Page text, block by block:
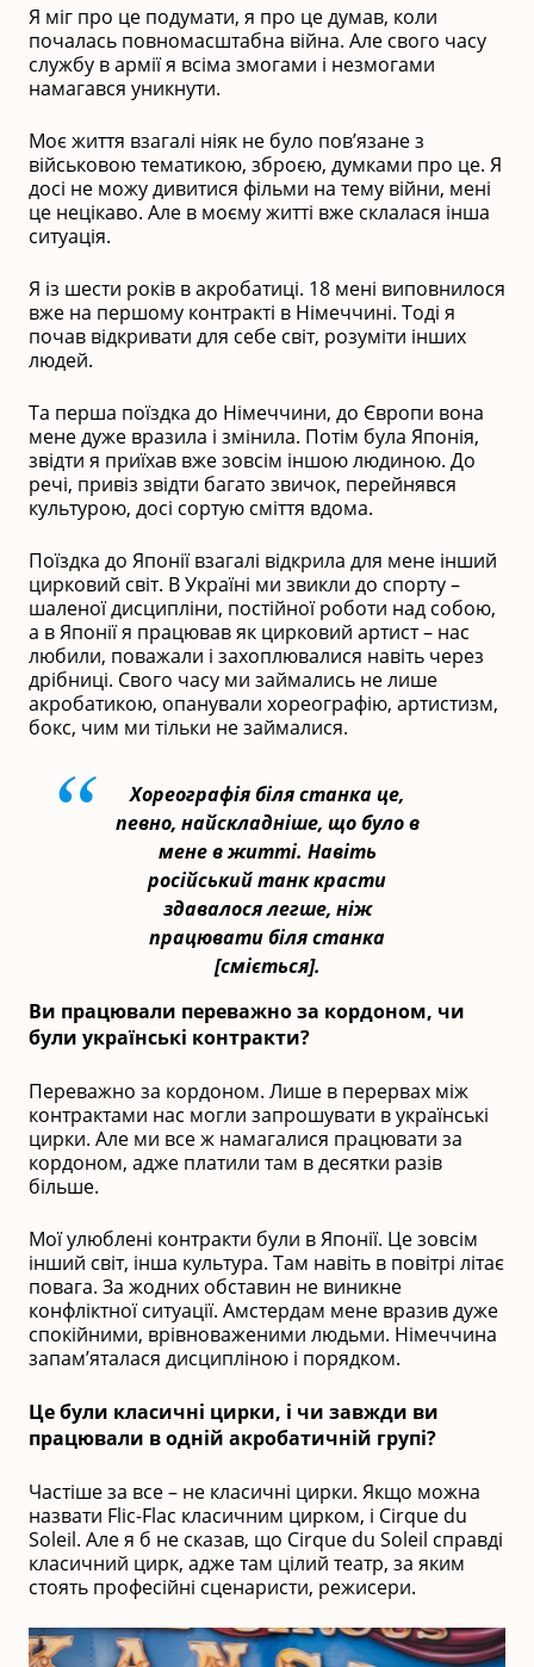
Я міг про це подумати, я про це думав, коли
почалась повномасштабна війна. Але свого часу
службу в армії я всіма змогами і незмогами
намагався уникнути.
Моє життя взагалі ніяк не було пов’язане з
військовою тематикою, зброєю, думками про це. Я
досі не можу дивитися фільми на тему війни, мені
це нецікаво. Але в моєму житті вже склалася інша
ситуація.
Я із шести років в акробатиці. 18 мені виповнилося
вже на першому контракті в Німеччині. Тоді я
почав відкривати для себе світ, розуміти інших
людей.
Та перша поїздка до Німеччини, до Європи вона
мене дуже вразила і змінила. Потім була Японія,
звідти я приїхав вже зовсім іншою людиною. До
речі, привіз звідти багато звичок, перейнявся
культурою, досі сортую сміття вдома.
Поїздка до Японії взагалі відкрила для мене інший
цирковий світ. В Україні ми звикли до спорту –
шаленої дисципліни, постійної роботи над собою,
а в Японії я працював як цирковий артист – нас
любили, поважали і захоплювалися навіть через
дрібниці. Свого часу ми займались не лише
акробатикою, опанували хореографію, артистизм,
бокс, чим ми тільки не займалися.
Хореографія біля станка це,
певно, найскладніше, що було в
мене в житті. Навіть
російський танк красти
здавалося легше, ніж
працювати біля станка
[сміється].
Ви працювали переважно за кордоном, чи
були українські контракти?
Переважно за кордоном. Лише в перервах між
контрактами нас могли запрошувати в українські
цирки. Але ми все ж намагалися працювати за
кордоном, адже платили там в десятки разів
більше.
Мої улюблені контракти були в Японії. Це зовсім
інший світ, інша культура. Там навіть в повітрі літає
повага. За жодних обставин не виникне
конфліктної ситуації. Амстердам мене вразив дуже
спокійними, врівноваженими людьми. Німеччина
запам’яталася дисципліною і порядком.
Це були класичні цирки, і чи завжди ви
працювали в одній акробатичній групі?
Частіше за все – не класичні цирки. Якщо можна
назвати Flic-Flac класичним цирком, і Cirque du
Soleil. Але я б не сказав, що Cirque du Soleil справді
класичний цирк, адже там цілий театр, за яким
стоять професійні сценаристи, режисери.